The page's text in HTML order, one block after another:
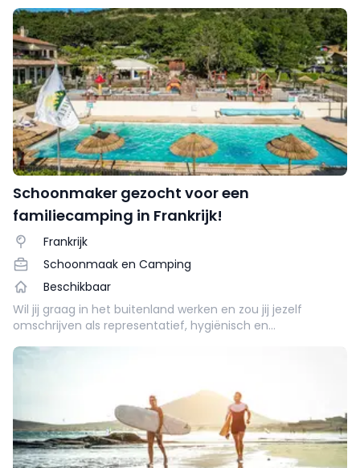
Lees snel verder en pak je kans!
Schoonmaker gezocht voor een
familiecamping in Frankrijk!
Frankrijk
Schoonmaak en Camping
Beschikbaar
Wil jij graag in het buitenland werken en zou jij jezelf
omschrijven als representatief, hygiënisch en